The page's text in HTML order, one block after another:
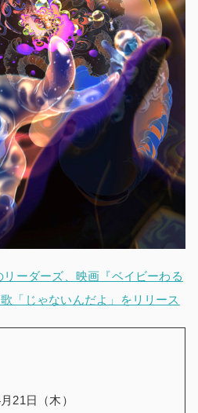
リーダーズ、映画『ベイビーわる
「じゃないんだよ」をリリース
21日（木）